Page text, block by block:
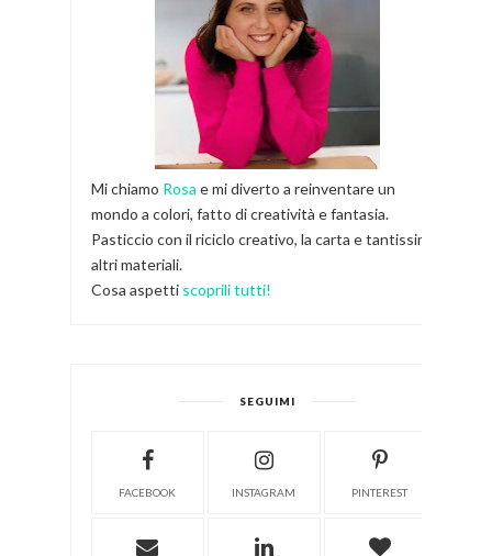
Mi chiamo Rosa e mi diverto a reinventare un
mondo a colori, fatto di creatività e fantasia.
Pasticcio con il riciclo creativo, la carta e tantissimi
altri materiali.
Cosa aspetti scoprili tutti!
SEGUIMI
FACEBOOK INSTAGRAM PINTEREST